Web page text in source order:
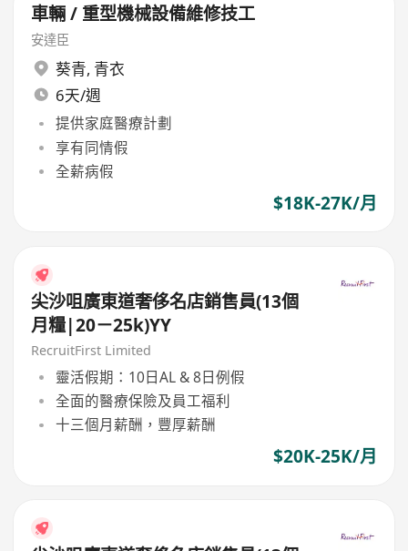
車輛 / 重型機械設備維修技工
安達臣
葵青, 青衣
6天/週
提供家庭醫療計劃
享有同情假
全薪病假
$18K-27K/月
尖沙咀廣東道奢侈名店銷售員(13個
月糧|20－25k)YY
RecruitFirst Limited
靈活假期：10日AL & 8日例假
全面的醫療保險及員工福利
十三個月薪酬，豐厚薪酬
$20K-25K/月